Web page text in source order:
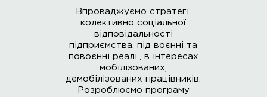
Впроваджуємо стратегії
колективно соціальної
відповідальності
підприємства, під воєнні та
повоєнні реалії, в інтересах
мобілізованих,
демобілізованих працівників.
Розроблюємо програму